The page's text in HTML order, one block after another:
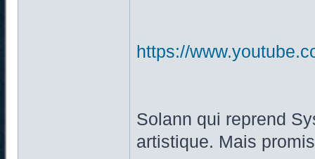
https://
Solann qui reprend
artistique. Mais